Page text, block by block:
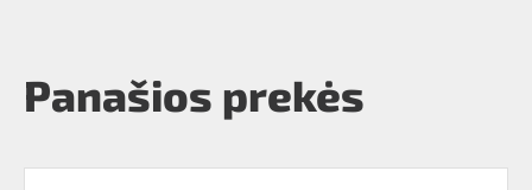
Panašios prekės